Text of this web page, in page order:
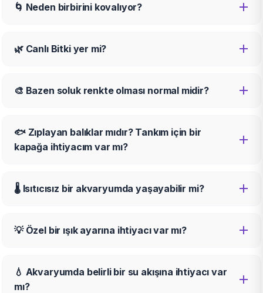
🌀 Neden birbirini kovalıyor?
🌿 Canlı Bitki yer mi?
🎨 Bazen soluk renkte olması normal midir?
🐟 Zıplayan balıklar mıdır? Tankım için bir
kapağa ihtiyacım var mı?
🌡️ Isıtıcısız bir akvaryumda yaşayabilir mi?
💡 Özel bir ışık ayarına ihtiyacı var mı?
💧 Akvaryumda belirli bir su akışına ihtiyacı var
mı?